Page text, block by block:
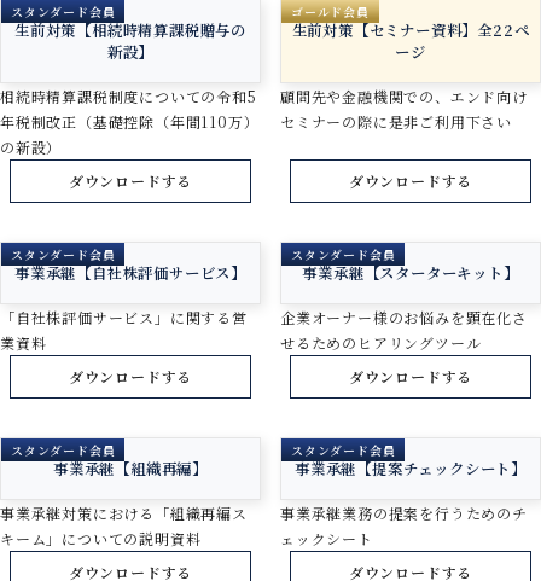
スタンダード会員
生前対策【相続時精算課税贈与の
新設】
相続時精算課税制度についての令和5
年税制改正（基礎控除（年間110万）
の新設）
ダウンロードする
ゴールド会員
生前対策【セミナー資料】全22ペ
ージ
顧問先や金融機関での、エンド向け
セミナーの際に是非ご利用下さい
ダウンロードする
スタンダード会員
事業承継【自社株評価サービス】
「自社株評価サービス」に関する営
業資料
ダウンロードする
スタンダード会員
事業承継【スターターキット】
企業オーナー様のお悩みを顕在化さ
せるためのヒアリングツール
ダウンロードする
スタンダード会員
事業承継【組織再編】
事業承継対策における「組織再編ス
キーム」についての説明資料
ダウンロードする
スタンダード会員
事業承継【提案チェックシート】
事業承継業務の提案を行うためのチ
ェックシート
ダウンロードする